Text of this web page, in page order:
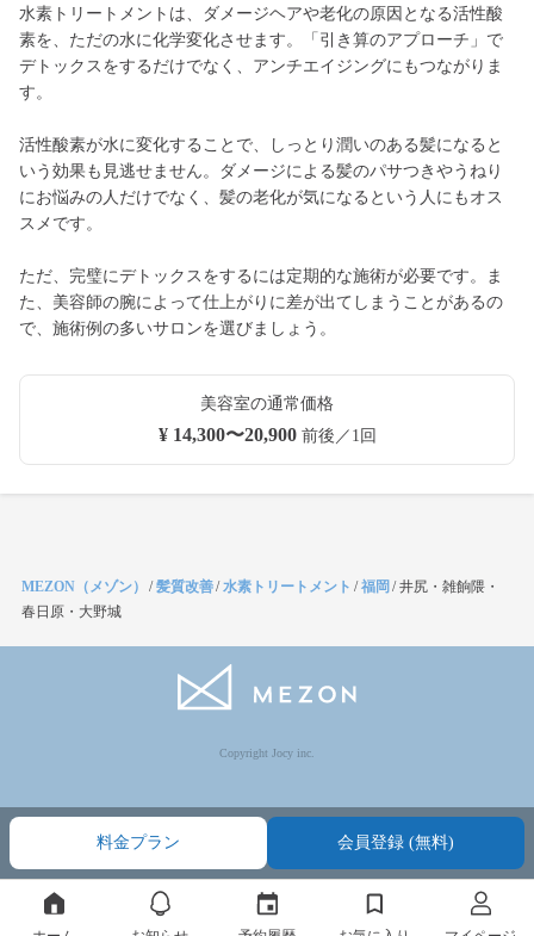
水素トリートメントは、ダメージヘアや老化の原因となる活性酸
素を、ただの水に化学変化させます。「引き算のアプローチ」で
デトックスをするだけでなく、アンチエイジングにもつながりま
す。
活性酸素が水に変化することで、しっとり潤いのある髪になると
いう効果も見逃せません。ダメージによる髪のパサつきやうねり
にお悩みの人だけでなく、髪の老化が気になるという人にもオス
スメです。
ただ、完璧にデトックスをするには定期的な施術が必要です。ま
た、美容師の腕によって仕上がりに差が出てしまうことがあるの
で、施術例の多いサロンを選びましょう。
美容室の通常価格
¥ 14,300〜20,900前後／1回
料金プラン 会員登録 (無料)
MEZON（メゾン） /髪質改善/水素トリートメント /福岡 /井尻・雑餉隈・
春日原・大野城
Copyright Jocy inc.